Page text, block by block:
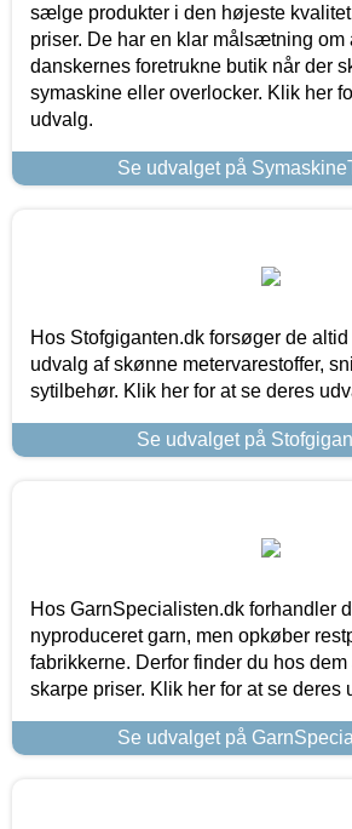
sælge produkter i den højeste
priser. De har en klar målsætning
danskernes foretrukne butik når der
symaskine eller overlocker. Klik her
udvalg.
Se udvalget på
Hos Stofgiganten.dk forsøger de
udvalg af skønne metervarestoffer,
sytilbehør. Klik her for at se deres
Se udvalget på
Hos GarnSpecialisten.dk forhandler
nyproduceret garn, men opkøber
fabrikkerne. Derfor finder du hos dem
skarpe priser. Klik her for at se deres
Se udvalget på